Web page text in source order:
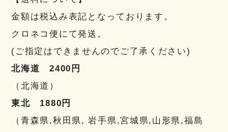
金額は税込み表記となっております。
クロネコ便にて発送。
(ご指定はできませんのでご了承ください)
北海道 2400円
（北海道）
東北 1880円
（青森県,秋田県, 岩手県,宮城県,山形県,福島